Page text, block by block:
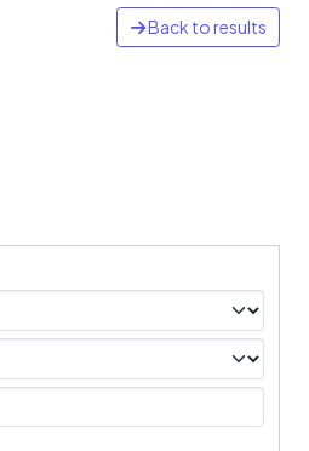
Back to results